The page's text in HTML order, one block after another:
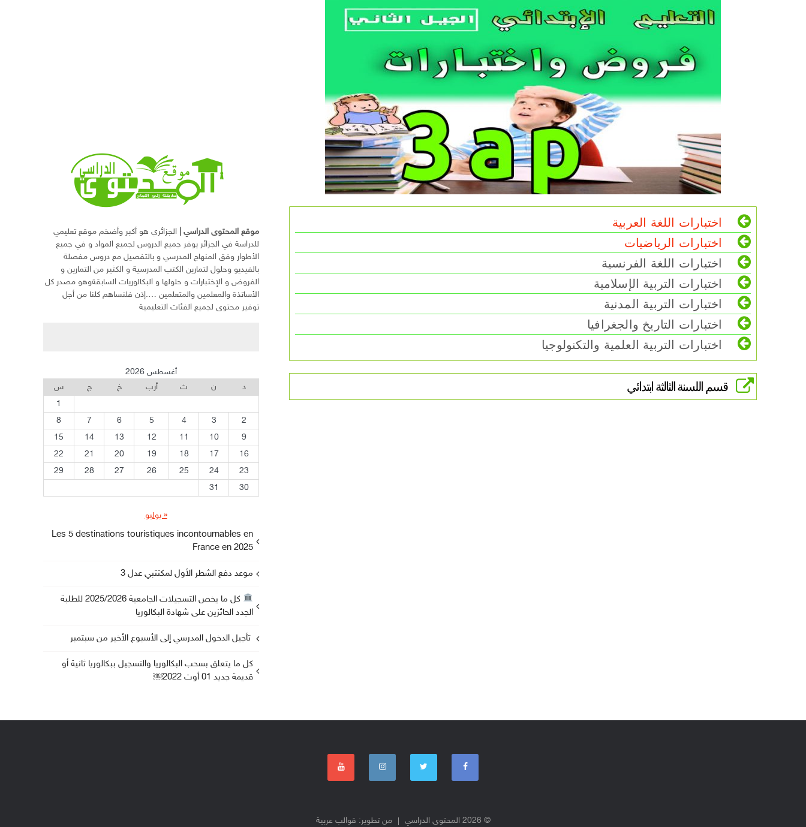
اختبارات اللغة العربية
اختبارات الرياضيات
اختبارات اللغة الفرنسية
اختبارات التربية الإسلامية
اختبارات التربية المدنية
اختبارات التاريخ والجغرافيا
اختبارات التربية العلمية والتكنولوجيا
قسم اللسنة الثالثة ابتدائي
موقع المحتوى الدراسي
الجزائري هو أكبر وأضخم موقع تعليمي
للدراسة في الجزائر يوفر جميع الدروس لجميع المواد و في جميع
الأطوار وفق المنهاج المدرسي و بالتفصيل مع دروس مفصلة
بالفيديو وحلول لتمارين الكتب المدرسية و الكثير من التمارين و
الفروض و الإختبارات و حلولها و البكالوريات السابقةوهو مصدر كل
الأساتذة والمعلمين والمتعلمين ….إذن فلنساهم كلنا من أجل
توفير محتوى لجميع الفئات التعليمية
أغسطس 2026
د
ن ث أرب خ ج
س
1
2
3
4
5
6
7
8
9
10
11
12
13
14
15
16
17
18
19
20
21
22
23
24
25
26
27
28
29
30
31
« يوليو
Les 5 destinations touristiques incontournables en
France en 2025
موعد دفع الشطر الأول لمكتتبي عدل 3
كل ما يخص التسجيلات الجامعية 2025/2026 للطلبة
الجدد الحائزين على شهادة البكالوريا
تأجيل الدخول المدرسي إلى الأسبوع الأخير من سبتمبر
كل ما يتعلق بسحب البكالوريا والتسجيل ببكالوريا ثانية أو
قديمة جديد 01 أوت 2022￼
© 2026 المحتوى الدراسي من تطوير: قوالب عربية